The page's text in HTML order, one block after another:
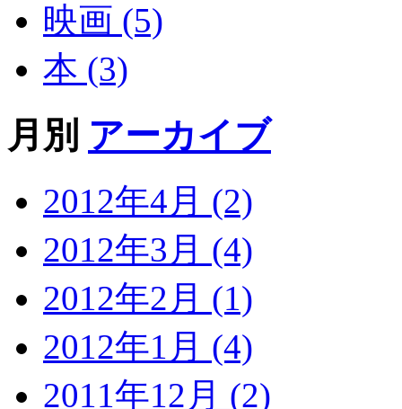
映画 (5)
本 (3)
月別 アーカイブ
2012年4月 (2)
2012年3月 (4)
2012年2月 (1)
2012年1月 (4)
2011年12月 (2)